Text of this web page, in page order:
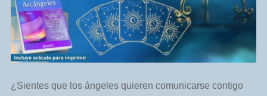
¿Sientes que los ángeles quieren comunicarse contigo